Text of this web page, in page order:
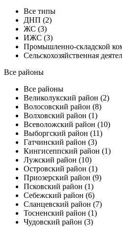
Все типы
ДНП (2)
ЖС (3)
ИЖС (3)
Промышленно-складской
Сельскохозяйственная
Все районы
Все районы
Великолукский район (2)
Волосовский район (8)
Волховский район (1)
Всеволожский район (10)
Выборгский район (11)
Гатчинский район (3)
Кингисеппский район (1)
Лужский район (10)
Островский район (1)
Приозерский район (9)
Псковский район (1)
Себежский район (6)
Сланцевский район (7)
Тосненский район (1)
Чудовский район (3)